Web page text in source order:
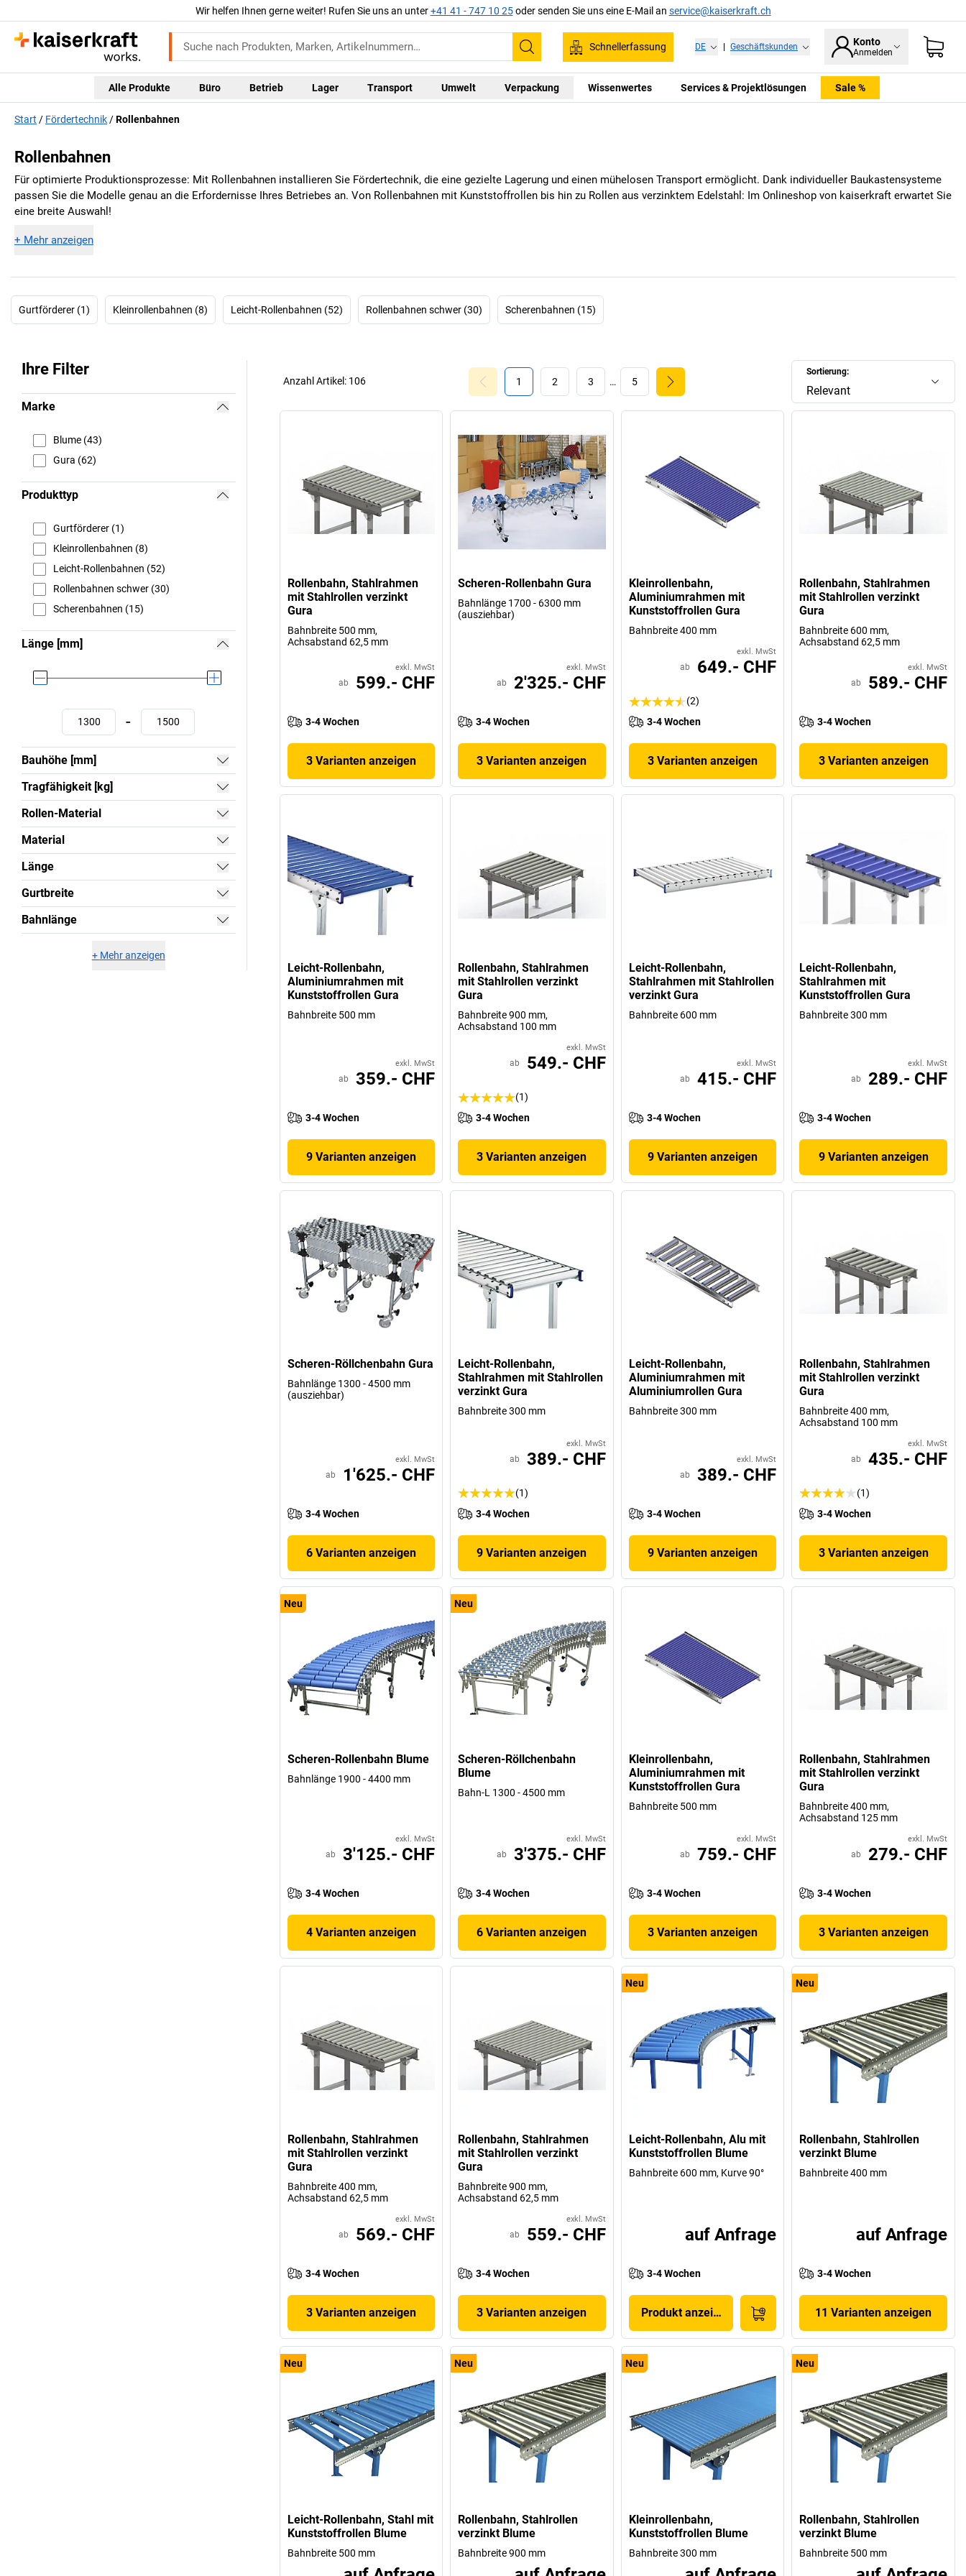
Wir helfen Ihnen gerne weiter! Rufen Sie uns an unter+41 41 - 747 10 25oder senden Sie uns eine E-Mail an service@kaiserkraft.ch
Suchen
Schnellerfassung DE Geschäftskunden Konto
Anmelden
Alle Produkte Büro Betrieb Lager Transport Umwelt Verpackung Wissenwertes Services & Projektlösungen Sale %
Start Fördertechnik Rollenbahnen
Rollenbahnen
Für optimierte Produktionsprozesse: Mit Rollenbahnen installieren Sie Fördertechnik, die eine gezielte Lagerung und einen mühelosen Transport ermöglicht. Dank individueller Baukastensysteme
passen Sie die Modelle genau an die Erfordernisse Ihres Betriebes an. Von Rollenbahnen mit Kunststoffrollen bis hin zu Rollen aus verzinktem Edelstahl: Im Onlineshop von kaiserkraft erwartet Sie
eine breite Auswahl!
+ Mehr anzeigen
Gurtförderer (1) Kleinrollenbahnen (8) Leicht-Rollenbahnen (52) Rollenbahnen schwer (30) Scherenbahnen (15)
Ihre Filter
Marke
Blume (43)
Gura (62)
Produkttyp
Gurtförderer (1)
Kleinrollenbahnen (8)
Leicht-Rollenbahnen (52)
Rollenbahnen schwer (30)
Scherenbahnen (15)
Länge [mm]
-
Bauhöhe [mm]
Tragfähigkeit [kg]
Rollen-Material
Material
Länge
Gurtbreite
Bahnlänge
+ Mehr anzeigen
Sortierung:
Relevant
1 2 3 … 5
Anzahl Artikel: 106
Rollenbahn, Stahlrahmen
mit Stahlrollen verzinkt
Gura
Bahnbreite 500 mm,
Achsabstand 62,5 mm
exkl. MwSt
ab 599.- CHF
3-4 Wochen
3 Varianten anzeigen
Scheren-Rollenbahn Gura
Bahnlänge 1700 - 6300 mm
(ausziehbar)
exkl. MwSt
ab 2'325.- CHF
3-4 Wochen
3 Varianten anzeigen
Kleinrollenbahn,
Aluminiumrahmen mit
Kunststoffrollen Gura
Bahnbreite 400 mm
exkl. MwSt
ab 649.- CHF
(2)
3-4 Wochen
3 Varianten anzeigen
Rollenbahn, Stahlrahmen
mit Stahlrollen verzinkt
Gura
Bahnbreite 600 mm,
Achsabstand 62,5 mm
exkl. MwSt
ab 589.- CHF
3-4 Wochen
3 Varianten anzeigen
Leicht-Rollenbahn,
Aluminiumrahmen mit
Kunststoffrollen Gura
Bahnbreite 500 mm
exkl. MwSt
ab 359.- CHF
3-4 Wochen
9 Varianten anzeigen
Rollenbahn, Stahlrahmen
mit Stahlrollen verzinkt
Gura
Bahnbreite 900 mm,
Achsabstand 100 mm
exkl. MwSt
ab 549.- CHF
(1)
3-4 Wochen
3 Varianten anzeigen
Leicht-Rollenbahn,
Stahlrahmen mit Stahlrollen
verzinkt Gura
Bahnbreite 600 mm
exkl. MwSt
ab 415.- CHF
3-4 Wochen
9 Varianten anzeigen
Leicht-Rollenbahn,
Stahlrahmen mit
Kunststoffrollen Gura
Bahnbreite 300 mm
exkl. MwSt
ab 289.- CHF
3-4 Wochen
9 Varianten anzeigen
Scheren-Röllchenbahn Gura
Bahnlänge 1300 - 4500 mm
(ausziehbar)
exkl. MwSt
ab 1'625.- CHF
3-4 Wochen
6 Varianten anzeigen
Leicht-Rollenbahn,
Stahlrahmen mit Stahlrollen
verzinkt Gura
Bahnbreite 300 mm
exkl. MwSt
ab 389.- CHF
(1)
3-4 Wochen
9 Varianten anzeigen
Leicht-Rollenbahn,
Aluminiumrahmen mit
Aluminiumrollen Gura
Bahnbreite 300 mm
exkl. MwSt
ab 389.- CHF
3-4 Wochen
9 Varianten anzeigen
Rollenbahn, Stahlrahmen
mit Stahlrollen verzinkt
Gura
Bahnbreite 400 mm,
Achsabstand 100 mm
exkl. MwSt
ab 435.- CHF
(1)
3-4 Wochen
3 Varianten anzeigen
Neu
Scheren-Rollenbahn Blume
Bahnlänge 1900 - 4400 mm
exkl. MwSt
ab 3'125.- CHF
3-4 Wochen
4 Varianten anzeigen
Neu
Scheren-Röllchenbahn
Blume
Bahn-L 1300 - 4500 mm
exkl. MwSt
ab 3'375.- CHF
3-4 Wochen
6 Varianten anzeigen
Kleinrollenbahn,
Aluminiumrahmen mit
Kunststoffrollen Gura
Bahnbreite 500 mm
exkl. MwSt
ab 759.- CHF
3-4 Wochen
3 Varianten anzeigen
Rollenbahn, Stahlrahmen
mit Stahlrollen verzinkt
Gura
Bahnbreite 400 mm,
Achsabstand 125 mm
exkl. MwSt
ab 279.- CHF
3-4 Wochen
3 Varianten anzeigen
Rollenbahn, Stahlrahmen
mit Stahlrollen verzinkt
Gura
Bahnbreite 400 mm,
Achsabstand 62,5 mm
exkl. MwSt
ab 569.- CHF
3-4 Wochen
3 Varianten anzeigen
Rollenbahn, Stahlrahmen
mit Stahlrollen verzinkt
Gura
Bahnbreite 900 mm,
Achsabstand 62,5 mm
exkl. MwSt
ab 559.- CHF
3-4 Wochen
3 Varianten anzeigen
Neu
Leicht-Rollenbahn, Alu mit
Kunststoffrollen Blume
Bahnbreite 600 mm, Kurve 90°
auf Anfrage
3-4 Wochen
Produkt anzeigen
Neu
Rollenbahn, Stahlrollen
verzinkt Blume
Bahnbreite 400 mm
auf Anfrage
3-4 Wochen
11 Varianten anzeigen
Neu
Leicht-Rollenbahn, Stahl mit
Kunststoffrollen Blume
Bahnbreite 500 mm
Neu
Rollenbahn, Stahlrollen
verzinkt Blume
Bahnbreite 900 mm
Neu
Kleinrollenbahn,
Kunststoffrollen Blume
Bahnbreite 300 mm
Neu
Rollenbahn, Stahlrollen
verzinkt Blume
Bahnbreite 500 mm